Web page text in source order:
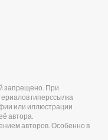
запрещено. При
гиперссылка
или иллюстрации
автора.
авторов. Особенно в